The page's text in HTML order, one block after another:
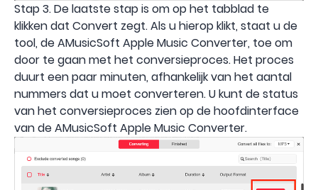
Stap 3. De laatste stap is om op het tabblad te
klikken dat Convert zegt. Als u hierop klikt, staat u de
tool, de AMusicSoft Apple Music Converter, toe om
door te gaan met het conversieproces. Het proces
duurt een paar minuten, afhankelijk van het aantal
nummers dat u moet converteren. U kunt de status
van het conversieproces zien op de hoofdinterface
van de AMusicSoft Apple Music Converter.